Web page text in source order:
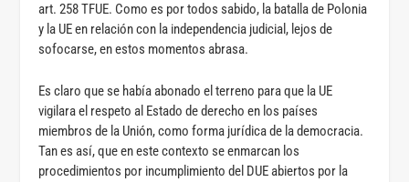
art. 258 TFUE. Como es por todos sabido, la batalla de Polonia
y la UE en relación con la independencia judicial, lejos de
sofocarse, en estos momentos abrasa.
Es claro que se había abonado el terreno para que la UE
vigilara el respeto al Estado de derecho en los países
miembros de la Unión, como forma jurídica de la democracia.
Tan es así, que en este contexto se enmarcan los
procedimientos por incumplimiento del DUE abiertos por la